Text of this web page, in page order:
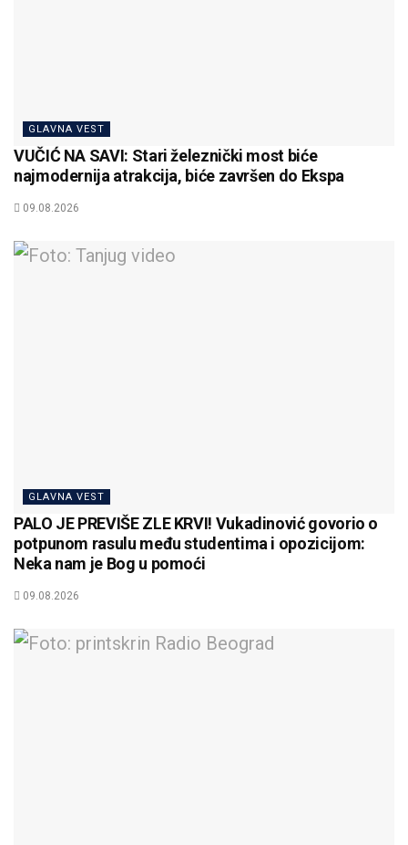
GLAVNA VEST
VUČIĆ NA SAVI: Stari železnički most biće
najmodernija atrakcija, biće završen do Ekspa
09.08.2026
GLAVNA VEST
PALO JE PREVIŠE ZLE KRVI! Vukadinović govorio o
potpunom rasulu među studentima i opozicijom:
Neka nam je Bog u pomoći
09.08.2026